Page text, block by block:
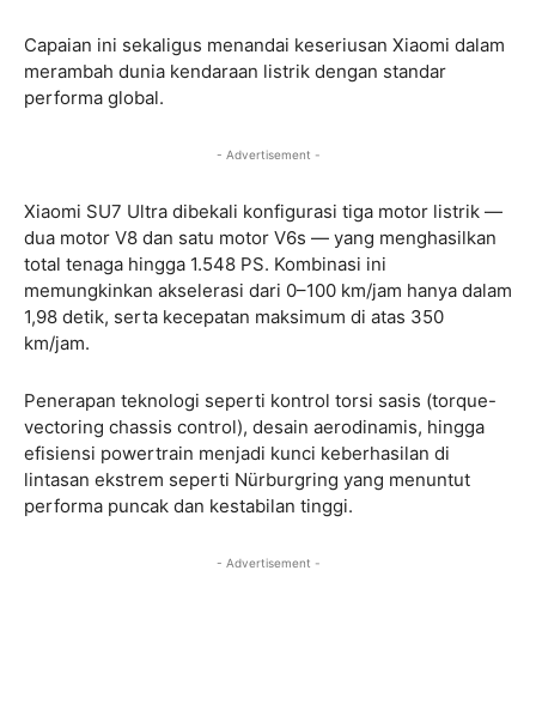
Capaian ini sekaligus menandai keseriusan Xiaomi dalam
merambah dunia kendaraan listrik dengan standar
performa global.
- Advertisement -
Xiaomi SU7 Ultra dibekali konfigurasi tiga motor listrik —
dua motor V8 dan satu motor V6s — yang menghasilkan
total tenaga hingga 1.548 PS. Kombinasi ini
memungkinkan akselerasi dari 0–100 km/jam hanya dalam
1,98 detik, serta kecepatan maksimum di atas 350
km/jam.
Penerapan teknologi seperti kontrol torsi sasis (torque-
vectoring chassis control), desain aerodinamis, hingga
efisiensi powertrain menjadi kunci keberhasilan di
lintasan ekstrem seperti Nürburgring yang menuntut
performa puncak dan kestabilan tinggi.
- Advertisement -